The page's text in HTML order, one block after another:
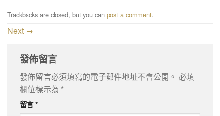
Trackbacks are closed, but you can post a comment.
Next →
發佈留言
發佈留言必須填寫的電子郵件地址不會公開。 必填
欄位標示為 *
留言*